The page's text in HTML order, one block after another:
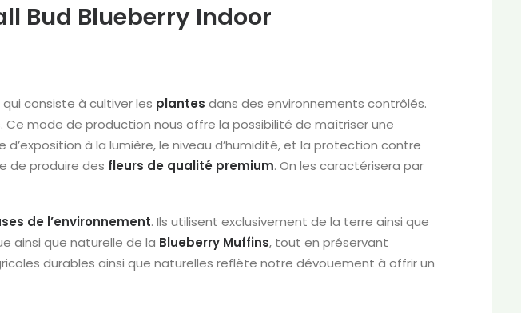
Bud Blueberry Indoor
consiste à cultiver les plantes dans des environnements contrôlés.
mode de production nous offre la possibilité de maîtriser une
d’exposition à la lumière, le niveau d’humidité, et la protection contre
de produire des fleurs de qualité premium. On les caractérisera par
de l’environnement. Ils utilisent exclusivement de la terre ainsi que
ainsi que naturelle de la Blueberry Muffins, tout en préservant
durables ainsi que naturelles reflète notre dévouement à offrir un